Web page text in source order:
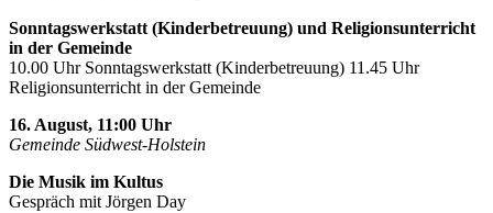
Sonntagswerkstatt (Kinderbetreuung) und Religionsunterricht
in der Gemeinde
10.00 Uhr Sonntagswerkstatt (Kinderbetreuung) 11.45 Uhr
Religionsunterricht in der Gemeinde
16. August, 11:00 Uhr
Gemeinde Südwest-Holstein
Die Musik im Kultus
Gespräch mit Jörgen Day